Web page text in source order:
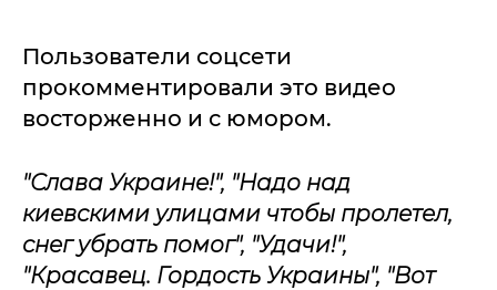
Пользователи соцсети
прокомментировали это видео
восторженно и с юмором.
"Слава Украине!", "Надо над
киевскими улицами чтобы пролетел,
снег убрать помог", "Удачи!",
"Красавец. Гордость Украины", "Вот